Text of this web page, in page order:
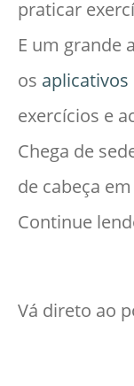
praticar
E um grande
os aplicativos
exercícios e
Chega de
de cabeça
Continue
Vá direto ao